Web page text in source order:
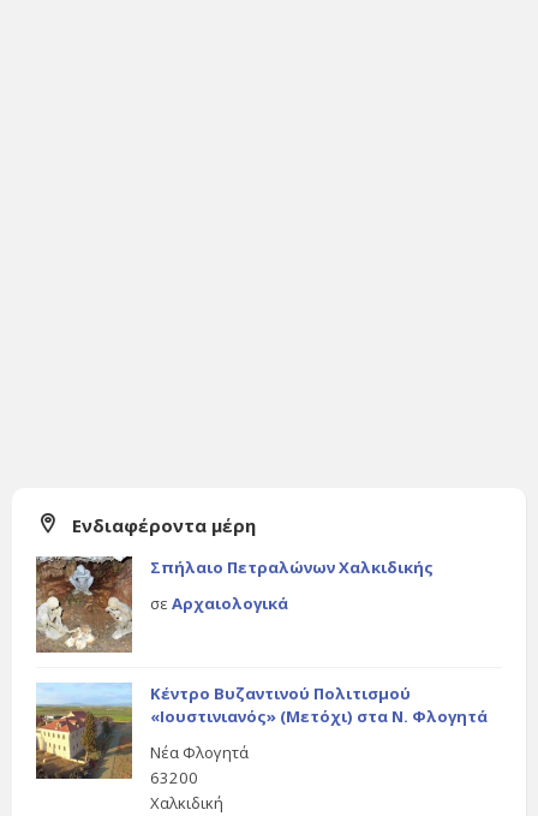
Ενδιαφέροντα μέρη
Σπήλαιο Πετραλώνων Χαλκιδικής
σε Αρχαιολογικά
Κέντρο Βυζαντινού Πολιτισμού
«Ιουστινιανός» (Μετόχι) στα Ν. Φλογητά
Νέα Φλογητά
63200
Χαλκιδική